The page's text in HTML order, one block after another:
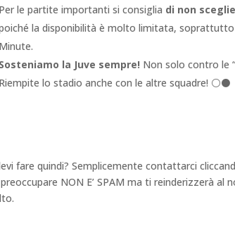
Per le partite importanti si consiglia di non
la disponibilità è molto limitata,
Minute.
Sosteniamo la Juve sempre! Non solo contro le
Riempite lo stadio anche con le altre squadre! ⚪⚫
fare quindi? Semplicemente contattarci
NON E’ SPAM ma ti reinderizzerà